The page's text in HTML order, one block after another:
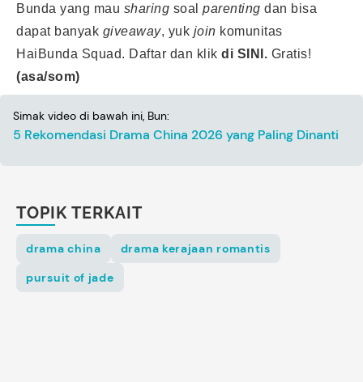
Bunda yang mau sharing soal parenting dan bisa
dapat banyak giveaway, yuk join komunitas
HaiBunda Squad. Daftar dan klik di SINI. Gratis!
(asa/som)
Simak video di bawah ini, Bun:
5 Rekomendasi Drama China 2026 yang Paling Dinanti
TOPIK TERKAIT
drama china
drama kerajaan romantis
pursuit of jade